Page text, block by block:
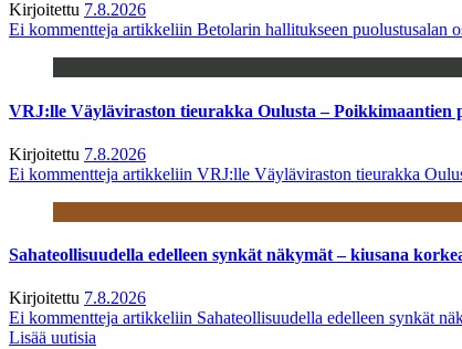
Kirjoitettu 7.8.2026
Ei kommentteja artikkeliin Betolarin hallitukseen puolustusalan
VRJ:lle Väyläviraston tieurakka Oulusta – Poikkimaantien
Kirjoitettu 7.8.2026
Ei kommentteja artikkeliin VRJ:lle Väyläviraston tieurakka
Sahateollisuudella edelleen synkät näkymät – kiusana
Kirjoitettu 7.8.2026
Ei kommentteja artikkeliin Sahateollisuudella edelleen synkät
Lisää uutisia